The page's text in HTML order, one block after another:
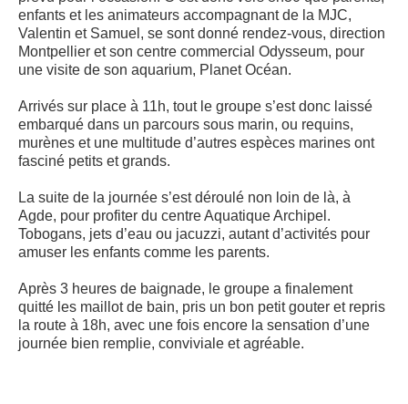
enfants et les animateurs accompagnant de la MJC,
Valentin et Samuel, se sont donné rendez-vous, direction
Montpellier et son centre commercial Odysseum, pour
une visite de son aquarium, Planet Océan.
Arrivés sur place à 11h, tout le groupe s’est donc laissé
embarqué dans un parcours sous marin, ou requins,
murènes et une multitude d’autres espèces marines ont
fasciné petits et grands.
La suite de la journée s’est déroulé non loin de là, à
Agde, pour profiter du centre Aquatique Archipel.
Tobogans, jets d’eau ou jacuzzi, autant d’activités pour
amuser les enfants comme les parents.
Après 3 heures de baignade, le groupe a finalement
quitté les maillot de bain, pris un bon petit gouter et repris
la route à 18h, avec une fois encore la sensation d’une
journée bien remplie, conviviale et agréable.